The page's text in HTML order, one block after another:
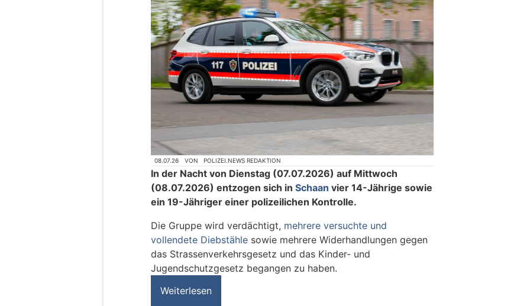
08.07.26 VON POLIZEI.NEWS REDAKTION
In der Nacht von Dienstag (07.07.2026) auf Mittwoch
(08.07.2026) entzogen sich in Schaan vier 14-Jährige sowie
ein 19-Jähriger einer polizeilichen Kontrolle.
Die Gruppe wird verdächtigt, mehrere versuchte und
vollendete Diebstähle sowie mehrere Widerhandlungen gegen
das Strassenverkehrsgesetz und das Kinder- und
Jugendschutzgesetz begangen zu haben.
Weiterlesen